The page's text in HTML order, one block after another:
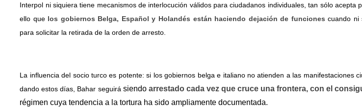
Interpol ni siquiera tiene mecanismos de interlocución válidos para ciudadanos individuales, tan sólo acepta
ello que los gobiernos Belga, Español y Holandés están haciendo dejación de funciones cuando ni
para solicitar la retirada de la orden de arresto.
La influencia del socio turco es potente: si los gobiernos belga e italiano no atienden a las manifestaciones
dando estos días, Bahar seguirá siendo arrestadocada vez que cruce una frontera, con el
régimen cuya tendencia a la tortura ha sido ampliamente documentada.